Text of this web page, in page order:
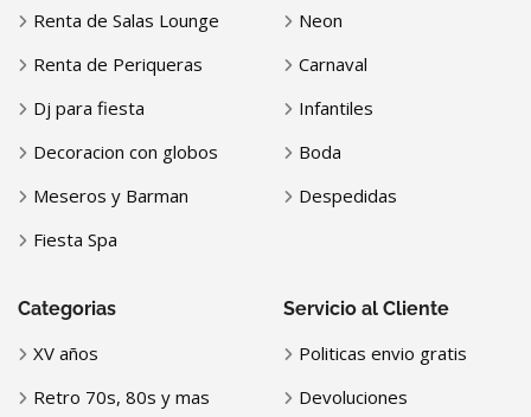
Renta de Salas Lounge
Renta de Periqueras
Dj para fiesta
Decoracion con globos
Meseros y Barman
Fiesta Spa
Neon
Carnaval
Infantiles
Boda
Despedidas
Categorias
XV años
Retro 70s, 80s y mas
Servicio al Cliente
Politicas envio gratis
Devoluciones